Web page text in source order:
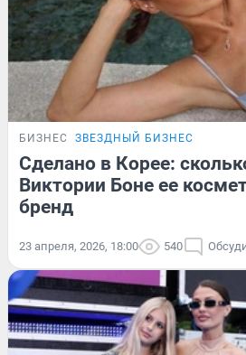
БИЗНЕС ЗВЕЗДНЫЙ БИЗНЕС
Сделано в Корее:
Виктории Боне ее
бренд
23 апреля, 2026, 18:00 540